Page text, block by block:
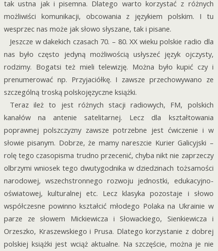
tak ustna jak i pisemna. Dlatego warto korzystać z różnych
możliwiści komunikacji, obcowania z językiem polskim. I tu
wesprzec nas może jak słowo słyszane, tak i pisane.
Jeszcze w dakekich czasach 70. – 80. XX wieku polskie radio dla
nas było często jedyną możliwością usłyszeć język ojczysty,
rodzimy. Bogatsi też mieli telewizję. Można było kupić czy i
prenumerować np. Przyjaciółkę. I zawsze przechowywano ze
szczególną troską polskojęzyczne książki.
Teraz ileż to jest różnych stacji radiowych, FM, polskich
kanałów na antenie satelitarnej. Lecz dla kształtowania
poprawnej polszczyzny zawsze potrzebne jest ćwiczenie i w
słowie pisanym. Dobrze, że mamy nareszcie Kurier Galicyjski –
rolę tego czasopisma trudno przecenić, chyba nikt nie zaprzeczy
olbrzymi wniosek tego dwutygodnika w dziedzinach tożsamości
narodowej, wszechstronnego rozwoju jednostki, edukacyjno-
oświatowej, kulturalnej etc. Lecz klasyka pozostaje i słowo
współczesne powinno kształcić młodego Polaka na Ukrainie w
parze ze słowem Mickiewicza i Słowackiego, Sienkiewicza i
Orzeszko, Kraszewskiego i Prusa. Dlatego korzystanie z dobrej
polskiej książki jest wciąż aktualne. Na szczęście, można je nie